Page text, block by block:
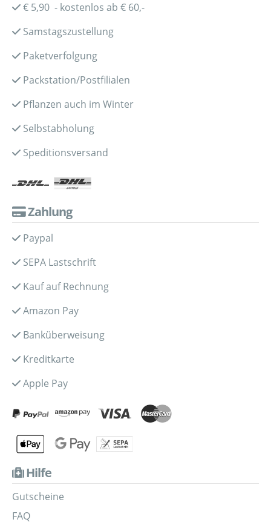
€ 5,90 - kostenlos ab € 60,-
Samstagszustellung
Paketverfolgung
Packstation/Postfilialen
Pflanzen auch im Winter
Selbstabholung
Speditionsversand
Zahlung
Paypal
SEPA Lastschrift
Kauf auf Rechnung
Amazon Pay
Banküberweisung
Kreditkarte
Apple Pay
Hilfe
Gutscheine
FAQ